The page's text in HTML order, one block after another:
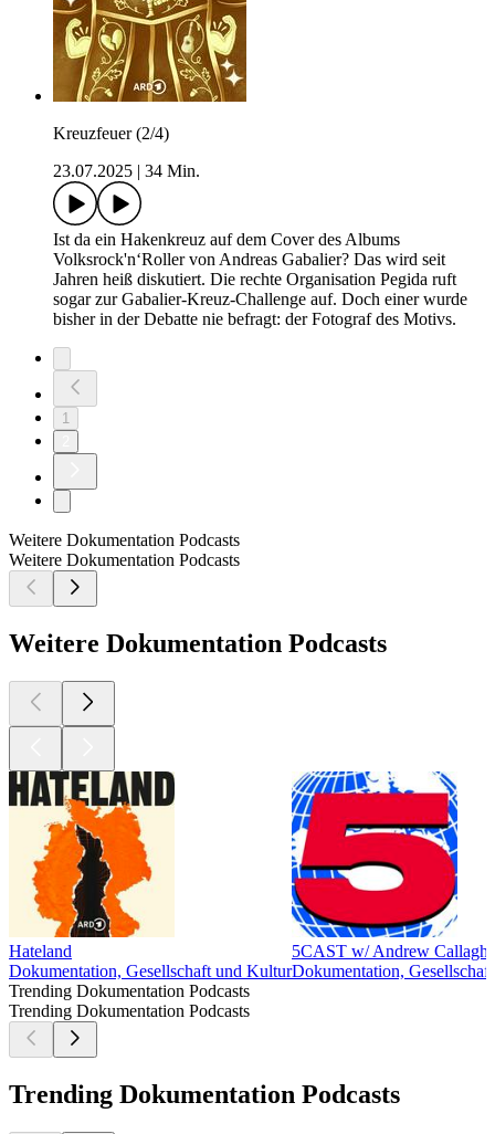
Kreuzfeuer (2/4)
23.07.2025
34 Min.
Ist da ein Hakenkreuz auf dem Cover des Albums
Volksrock'n‘Roller von Andreas Gabalier? Das wird seit
Jahren heiß diskutiert. Die rechte Organisation Pegida ruft
sogar zur Gabalier-Kreuz-Challenge auf. Doch einer wurde
bisher in der Debatte nie befragt: der Fotograf des Motivs.
1
Weitere Dokumentation Podcasts
Weitere Dokumentation Podcasts
Weitere Dokumentation Podcasts
Hateland
Dokumentation, Gesellschaft und Kultur
5CAST w/ Andrew
Dokumentation,
Trending Dokumentation Podcasts
Trending Dokumentation Podcasts
Trending Dokumentation Podcasts